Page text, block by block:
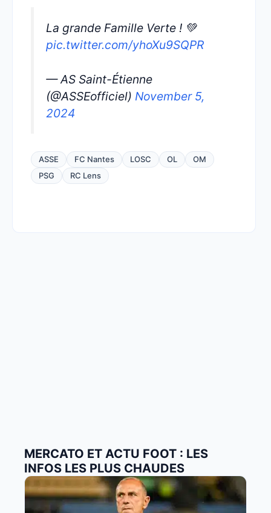
La grande Famille Verte ! 💚
pic.twitter.com/yhoXu9SQPR
— AS Saint-Étienne
(@ASSEofficiel) November 5,
2024
ASSE FC Nantes LOSC OL
OM
PSG
RC Lens
MERCATO ET ACTU FOOT : LES
INFOS LES PLUS CHAUDES